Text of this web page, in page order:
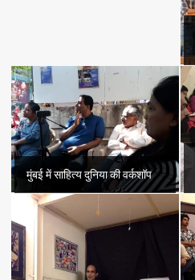
मुंबई में साहित्य दुनिया की वर्कशॉप